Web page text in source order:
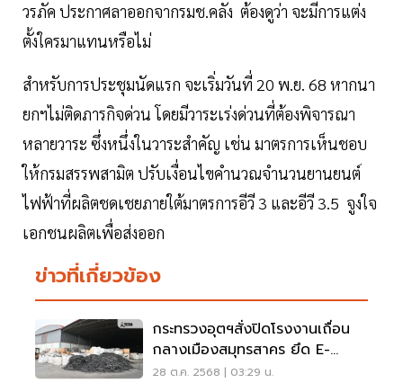
วรภัค ประกาศลาออกจากรมช.คลัง ต้องดูว่า จะมีการแต่ง
ตั้งใครมาแทนหรือไม่
สำหรับการประชุมนัดแรก จะเริ่มวันที่ 20 พ.ย. 68 หากนา
ยกฯไม่ติดภารกิจด่วน โดยมีวาระเร่งด่วนที่ต้องพิจารณา
หลายวาระ ซึ่งหนึ่งในวาระสำคัญ เช่น มาตรการเห็นชอบ
ให้กรมสรรพสามิต ปรับเงื่อนไขคำนวณจำนวนยานยนต์
ไฟฟ้าที่ผลิตชดเชยภายใต้มาตรการอีวี 3 และอีวี 3.5 จูงใจ
เอกชนผลิตเพื่อส่งออก
ข่าวที่เกี่ยวข้อง
กระทรวงอุตฯสั่งปิดโรงงานเถื่อน
กลางเมืองสมุทรสาคร ยึด E-
Waste กว่า 80 ตันส่งตรวจ
28 ต.ค. 2568 | 03:29 น.